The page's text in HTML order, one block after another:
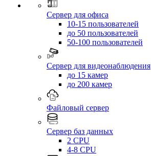
Сервер для офиса
10-15 пользователей
до 50 пользователей
50-100 пользователей
Сервер для видеонаблюдения
до 15 камер
до 200 камер
Файловый сервер
Сервер баз данных
2 CPU
4-8 CPU